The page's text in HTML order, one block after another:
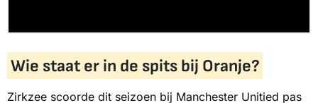
Wie staat er in de spits bij Oranje?
Zirkzee scoorde dit seizoen bij Manchester Unitied pas